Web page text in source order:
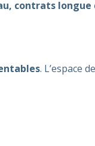
contrats longue
. L’espace